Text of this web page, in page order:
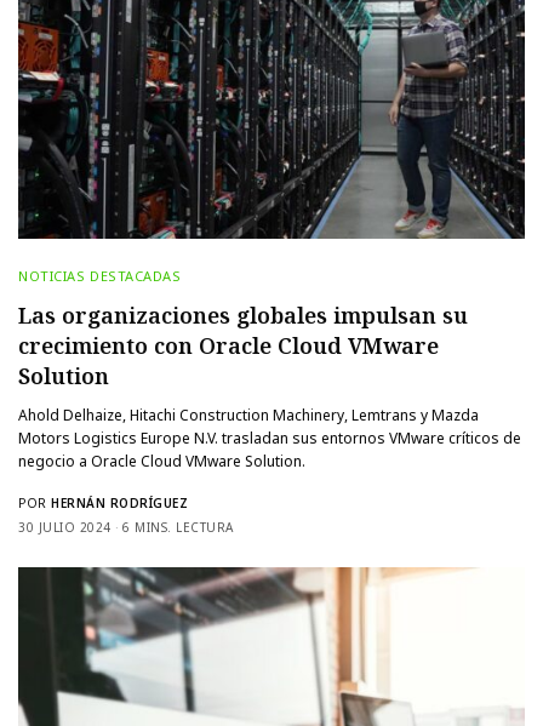
NOTICIAS DESTACADAS
Las organizaciones globales impulsan su
crecimiento con Oracle Cloud VMware
Solution
Ahold Delhaize, Hitachi Construction Machinery, Lemtrans y Mazda
Motors Logistics Europe N.V. trasladan sus entornos VMware críticos de
negocio a Oracle Cloud VMware Solution.
POR HERNÁN RODRÍGUEZ
30 JULIO 2024
6 MINS. LECTURA